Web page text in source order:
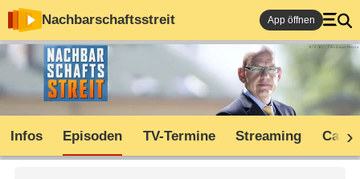
Nachbarschaftsstreit App öffnen
Infos Episoden TV-Termine Streaming Cast